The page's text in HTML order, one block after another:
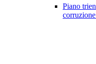
Piano